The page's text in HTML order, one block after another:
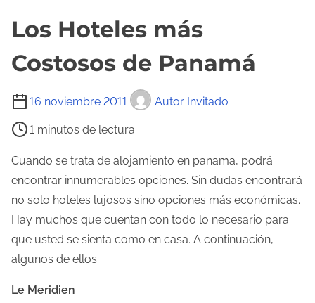
Los Hoteles más
Costosos de Panamá
16 noviembre 2011 Autor Invitado
T
e
m
p
o
d
e
l
c
1 minutos de lectura
Cuando se trata de alojamiento en panama, podrá
encontrar innumerables opciones. Sin dudas encontrará
no solo hoteles lujosos sino opciones más económicas.
Hay muchos que cuentan con todo lo necesario para
que usted se sienta como en casa. A continuación,
algunos de ellos.
Le Meridien